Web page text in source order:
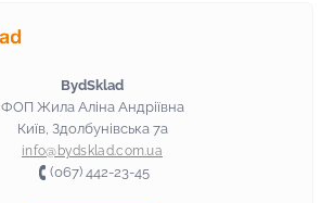
BydSklad
ФОП Жила Аліна Андріївна
Київ, Здолбунівська 7а
info@bydsklad.com.ua
(067) 442-23-45